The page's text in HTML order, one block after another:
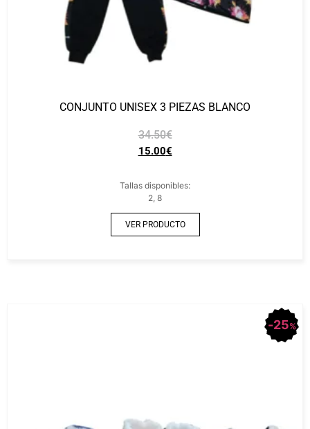
CONJUNTO UNISEX 3 PIEZAS BLANCO
34.50€
15.00€
Tallas disponibles:
2, 8
VER PRODUCTO
25%